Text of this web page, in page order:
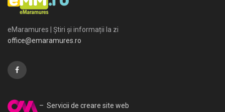
eMaramures | Știri și informații la zi
office@emaramures.ro
– Servicii de creare site web